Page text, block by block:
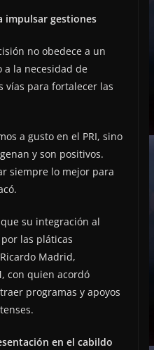
impulsar gestiones
no obedece a un
a la necesidad de
vías para fortalecer las
a gusto en el PRI, sino
y son positivos.
siempre lo mejor para
su integración al
las pláticas
Madrid,
con quien acordó
programas y apoyos
en el cabildo